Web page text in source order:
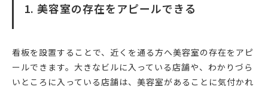
1. 美容室の存在をアピールできる
看板を設置することで、近くを通る方へ美容室の存在をアピ
ールできます。大きなビルに入っている店舗や、わかりづら
いところに入っている店舗は、美容室があることに気付かれ